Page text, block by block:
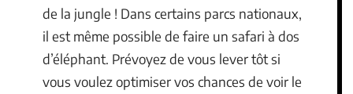
de la jungle ! Dans certains parcs nationaux,
il est même possible de faire un safari à dos
d’éléphant. Prévoyez de vous lever tôt si
vous voulez optimiser vos chances de voir le